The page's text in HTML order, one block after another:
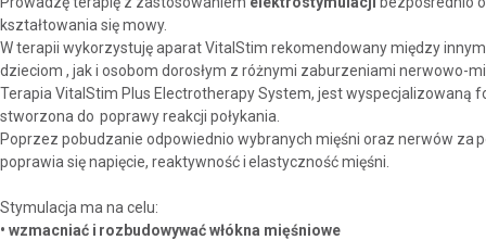
kształtowania się mowy.
W terapii wykorzystuję aparat VitalStim rekomendowany między
dzieciom , jak i osobom dorosłym z różnymi zaburzeniami nerwowo-
Terapia VitalStim Plus Electrotherapy System, jest wyspecjalizowaną
stworzona do poprawy reakcji połykania.
Poprzez pobudzanie odpowiednio wybranych mięśni oraz nerwów
poprawia się napięcie, reaktywność i elastyczność mięśni.
Stymulacja ma na celu:
• wzmacniać i rozbudowywać włókna mięśniowe